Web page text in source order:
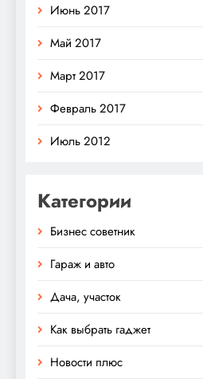
Июнь 2017
Май 2017
Март 2017
Февраль 2017
Июль 2012
Категории
Бизнес советник
Гараж и авто
Дача, участок
Как выбрать гаджет
Новости плюс